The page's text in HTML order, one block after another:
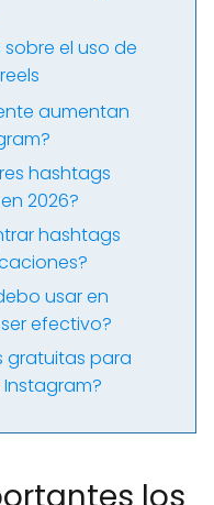
el uso de
aumentan
hashtags
2026?
hashtags
usar en
efectivo?
gratuitas para